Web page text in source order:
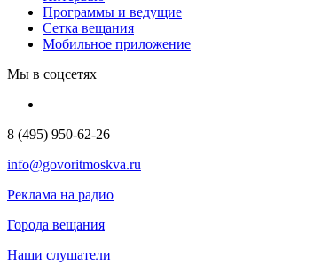
Программы и ведущие
Сетка вещания
Мобильное приложение
Мы в соцсетях
8 (495) 950-62-26
info@govoritmoskva.ru
Реклама на радио
Города вещания
Наши слушатели